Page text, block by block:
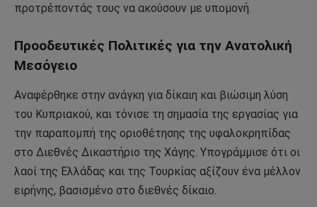
προτρέποντάς τους να ακούσουν με υπομονή.
Προοδευτικές Πολιτικές για την Ανατολική
Μεσόγειο
Αναφέρθηκε στην ανάγκη για δίκαιη και βιώσιμη λύση
του Κυπριακού, και τόνισε τη σημασία της εργασίας για
την παραπομπή της οριοθέτησης της υφαλοκρηπίδας
στο Διεθνές Δικαστήριο της Χάγης. Υπογράμμισε ότι οι
λαοί της Ελλάδας και της Τουρκίας αξίζουν ένα μέλλον
ειρήνης, βασισμένο στο διεθνές δίκαιο.